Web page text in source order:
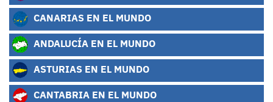
CANARIAS EN EL MUNDO
ANDALUCÍA EN EL MUNDO
ASTURIAS EN EL MUNDO
CANTABRIA EN EL MUNDO